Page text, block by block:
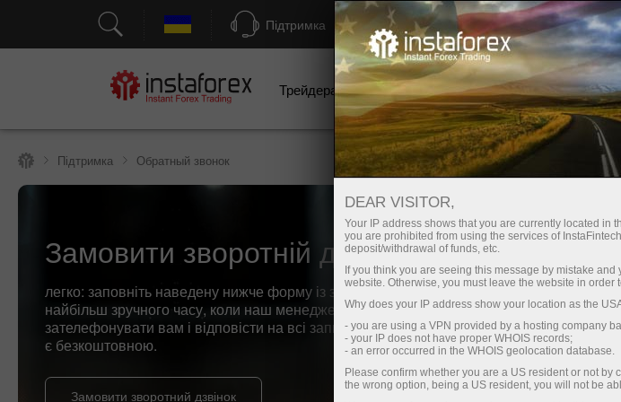
Підтримка Швидке відкриття рахунку
Трейдерам Початківцям Інвесторам
Підтримка Обратный звонок
Замовити зворотній дзвінок
легко: заповніть наведену нижче форму із зазначенням
найбільш зручного часу, коли наш менеджер може
зателефонувати вам і відповісти на всі запитання. Ця послуга
є безкоштовною.
Замовити зворотний дзвінок
DEAR VISITOR,
Your IP address shows that you are currently located in
you are prohibited from using the services of
deposit/withdrawal of funds, etc.
If you think you are seeing this message by mistake
website. Otherwise, you must leave the website in order
Why does your IP address show your location as the
- you are using a VPN provided by a hosting company
- your IP does not have proper WHOIS records;
- an error occurred in the WHOIS geolocation database.
Please confirm whether you are a US resident or not by
the wrong option, being a US resident, you will not be